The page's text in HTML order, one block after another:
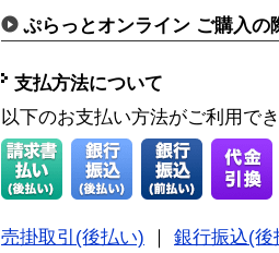
ぷらっとオンライン ご購入の
支払方法について
以下のお支払い方法がご利用で
売掛取引(後払い)
銀行振込(後